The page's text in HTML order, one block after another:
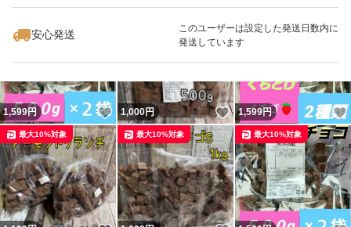
安心発送
このユーザーは設定した発送日数内に
発送しています
1,599円 いいね！
1,000円 いいね！
1,599円
最大10%対象 最大10%対象 最大10%対象